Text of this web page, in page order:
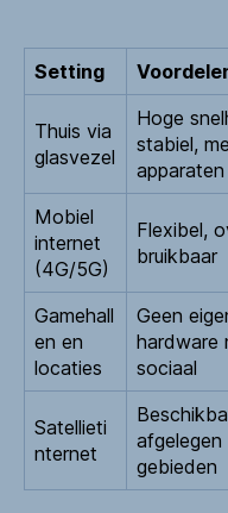
Setting
Thuis via
glasvezel
Hoge
stabiel,
apparaten
Mobiel
internet
(4G/5G)
Flexibel,
bruikbaar
Gamehall
en en
locaties
Geen
hardware
sociaal
Satellieti
nternet
afgelegen
gebieden